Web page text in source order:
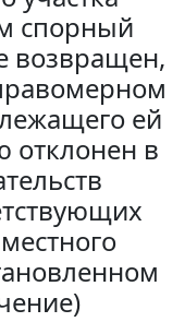
спорный
возвращен,
ей
отклонен в